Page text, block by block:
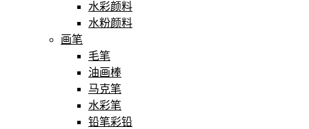
水彩颜料
水粉颜料
画笔
毛笔
油画棒
马克笔
水彩笔
铅笔彩铅